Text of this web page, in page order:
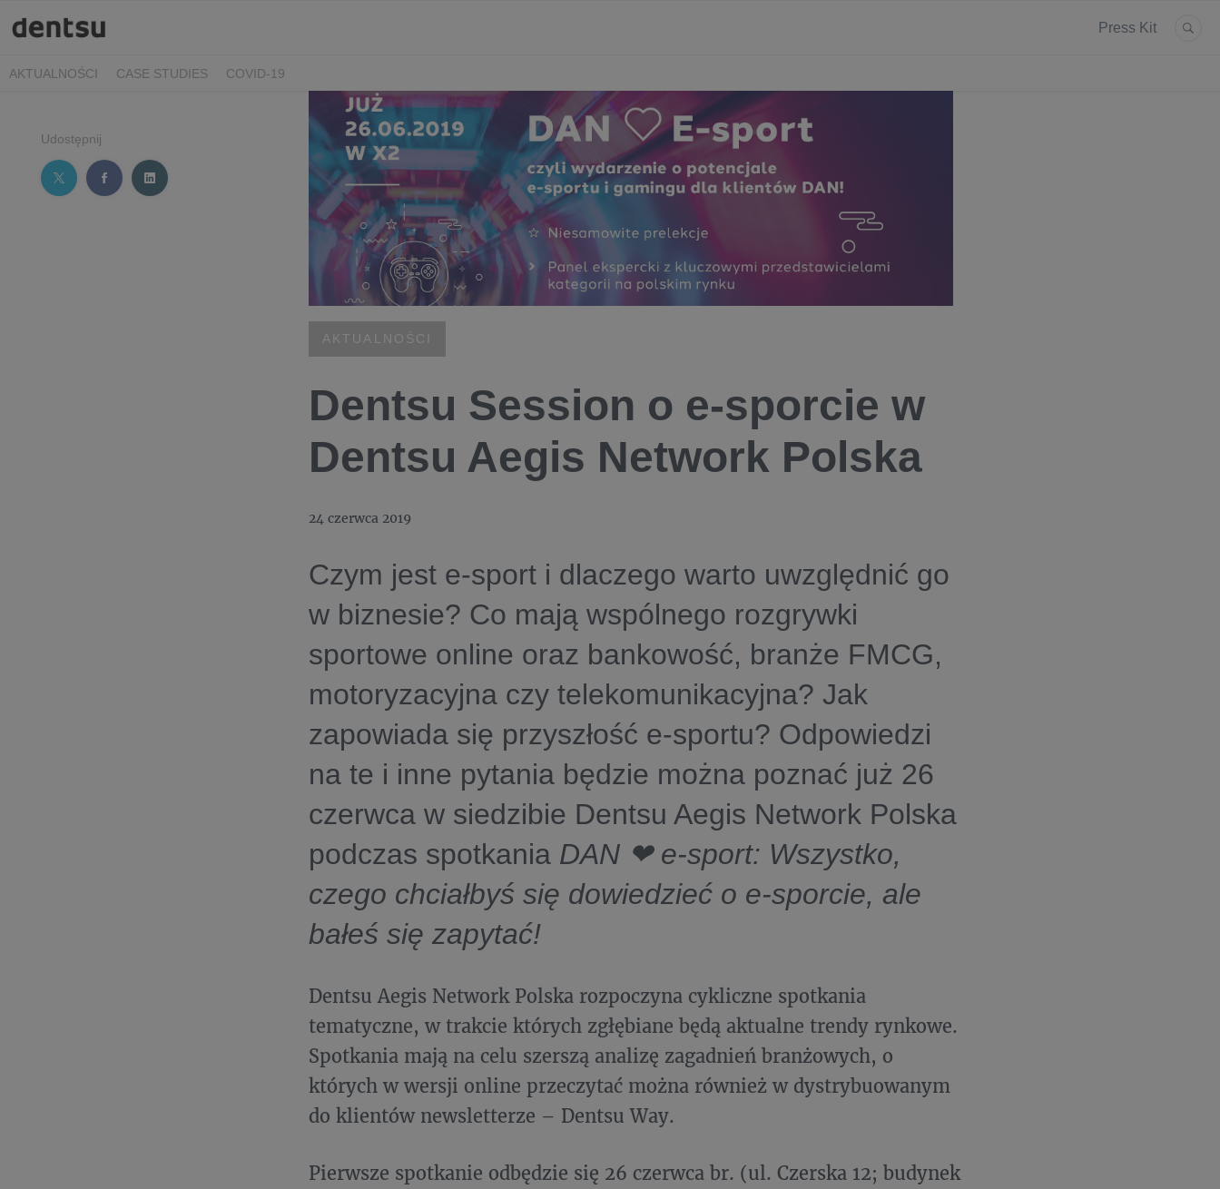
Press Kit
AKTUALNOŚCI CASE STUDIES COVID-19
Udostępnij
AKTUALNOŚCI
Dentsu Session o e-sporcie w
Dentsu Aegis Network Polska
24 czerwca 2019
Czym jest e-sport i dlaczego warto uwzględnić go
w biznesie? Co mają wspólnego rozgrywki
sportowe online oraz bankowość, branże FMCG,
motoryzacyjna czy telekomunikacyjna? Jak
zapowiada się przyszłość e-sportu? Odpowiedzi
na te i inne pytania będzie można poznać już 26
czerwca w siedzibie Dentsu Aegis Network Polska
podczas spotkania DAN ❤ e-sport: Wszystko,
czego chciałbyś się dowiedzieć o e-sporcie, ale
bałeś się zapytać!
Dentsu Aegis Network Polska rozpoczyna cykliczne spotkania
tematyczne, w trakcie których zgłębiane będą aktualne trendy rynkowe.
Spotkania mają na celu szerszą analizę zagadnień branżowych, o
których w wersji online przeczytać można również w dystrybuowanym
do klientów newsletterze – Dentsu Way.
Pierwsze spotkanie odbędzie się 26 czerwca br. (ul. Czerska 12; budynek